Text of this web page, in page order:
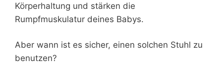
Körperhaltung und stärken die
Rumpfmuskulatur deines Babys.
Aber wann ist es sicher, einen solchen Stuhl zu
benutzen?